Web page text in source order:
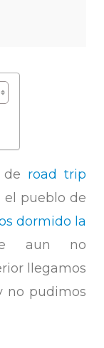
road trip
el pueblo de
dormido la
aun no
llegamos
no pudimos